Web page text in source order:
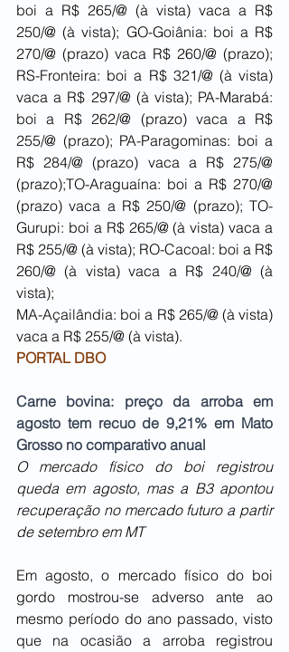
boi a R$ 265/@ (à vista) vaca a R$
250/@ (à vista); GO-Goiânia: boi a R$
270/@ (prazo) vaca R$ 260/@ (prazo);
RS-Fronteira: boi a R$ 321/@ (à vista)
vaca a R$ 297/@ (à vista); PA-Marabá:
boi a R$ 262/@ (prazo) vaca a R$
255/@ (prazo); PA-Paragominas: boi a
R$ 284/@ (prazo) vaca a R$ 275/@
(prazo);TO-Araguaína: boi a R$ 270/@
(prazo) vaca a R$ 250/@ (prazo); TO-
Gurupi: boi a R$ 265/@ (à vista) vaca a
R$ 255/@ (à vista); RO-Cacoal: boi a R$
260/@ (à vista) vaca a R$ 240/@ (à
vista);
MA-Açailândia: boi a R$ 265/@ (à vista)
vaca a R$ 255/@ (à vista).
PORTAL DBO
Carne bovina: preço da arroba em
agosto tem recuo de 9,21% em Mato
Grosso no comparativo anual
O mercado físico do boi registrou
queda em agosto, mas a B3 apontou
recuperação no mercado futuro a partir
de setembro em MT
Em agosto, o mercado físico do boi
gordo mostrou-se adverso ante ao
mesmo período do ano passado, visto
que na ocasião a arroba registrou